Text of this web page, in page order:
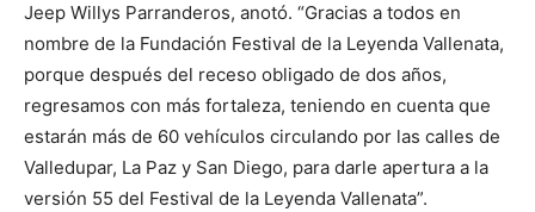
Jeep Willys Parranderos, anotó. “Gracias a todos en
nombre de la Fundación Festival de la Leyenda Vallenata,
porque después del receso obligado de dos años,
regresamos con más fortaleza, teniendo en cuenta que
estarán más de 60 vehículos circulando por las calles de
Valledupar, La Paz y San Diego, para darle apertura a la
versión 55 del Festival de la Leyenda Vallenata”.